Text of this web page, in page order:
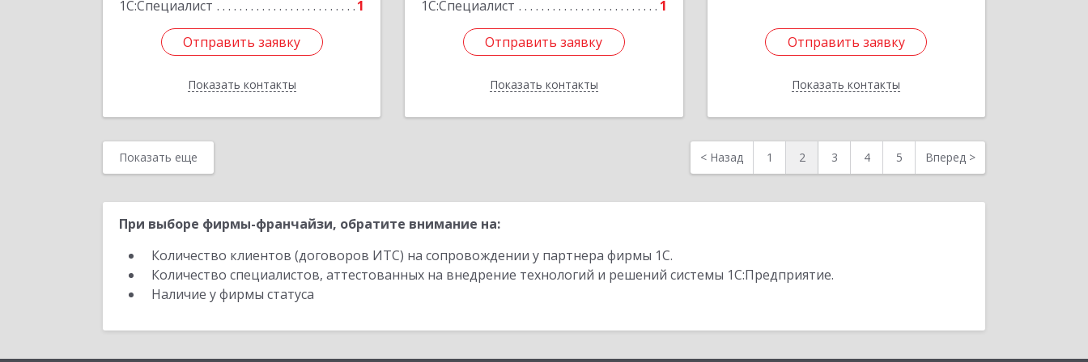
1С:Специалист
1
Отправить заявку
Показать контакты
Отправить заявку
Назад
1С:Специалист
1
Отправить заявку
Показать контакты
Отправить заявку
Назад
Отправить заявку
Показать контакты
Отправить заявку
Назад
Показать еще < Назад 1 2 3 4 5 Вперед >
При выборе фирмы-франчайзи, обратите внимание на:
Количество клиентов (договоров ИТС) на сопровождении у партнера фирмы 1С.
Количество специалистов, аттестованных на внедрение технологий и решений системы 1С:Предприятие.
Наличие у фирмы статуса